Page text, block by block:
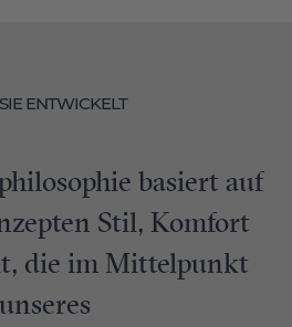
ENTWICKELT
basiert auf
Stil, Komfort
die im Mittelpunkt
unseres